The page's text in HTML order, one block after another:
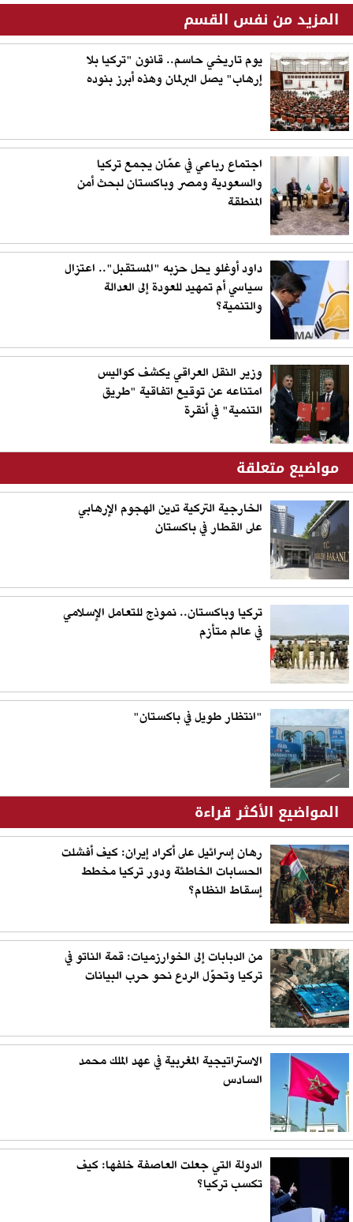
المزيد من نفس القسم
يوم تاريخي حاسم.. قانون "تركيا بلا
إرهاب" يصل البرلمان وهذه أبرز بنوده
اجتماع رباعي في عمّان يجمع تركيا
والسعودية ومصر وباكستان لبحث أمن
المنطقة
داود أوغلو يحل حزبه "المستقبل".. اعتزال
سياسي أم تمهيد للعودة إلى العدالة
والتنمية؟
وزير النقل العراقي يكشف كواليس
امتناعه عن توقيع اتفاقية "طريق
التنمية" في أنقرة
مواضيع متعلقة
الخارجية التركية تدين الهجوم الإرهابي
على القطار في باكستان
تركيا وباكستان.. نموذج للتعامل الإسلامي
في عالم متأزم
"انتظار طويل في باكستان"
المواضيع الأكثر قراءة
رهان إسرائيل على أكراد إيران: كيف أفشلت
الحسابات الخاطئة ودور تركيا مخطط
إسقاط النظام؟
من الدبابات إلى الخوارزميات: قمة الناتو في
تركيا وتحوّل الردع نحو حرب البيانات
الاستراتيجية المغربية في عهد الملك محمد
السادس
الدولة التي جعلت العاصفة خلفها: كيف
تكسب تركيا؟